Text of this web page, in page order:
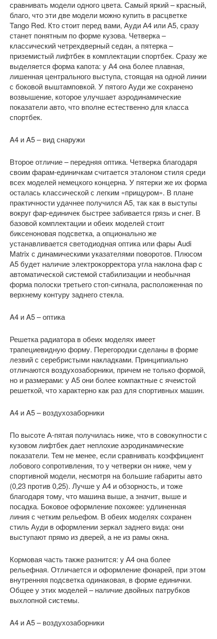
сравнивать модели одного цвета. Самый яркий – красный,
благо, что эти две модели можно купить в расцветке
Tango Red. Кто стоит перед вами, Ауди А4 или А5, сразу
станет понятным по форме кузова. Четверка –
классический четрехдверный седан, а пятерка –
приземистый лифтбек в комплектации спортбек. Сразу же
выделяется форма капота: у А4 она более плавная,
лишенная центрального выступа, стоящая на одной линии
с боковой выштамповкой. У пятого Ауди же сохранено
возвышение, которое улучшает аэродинамические
показатели авто, что вполне естественно для класса
спортбек.
A4 и A5 – вид снаружи
Второе отличие – передняя оптика. Четверка благодаря
своим фарам-единичкам считается эталоном стиля среди
всех моделей немецкого концерна. У пятерки же их форма
осталась классической с легким «прищуром». В плане
практичности удачнее получился А5, так как в выступы
вокруг фар-единичек быстрее забивается грязь и снег. В
базовой комплектации и обеих моделей стоит
биксеноновая подсветка, а опционально же
устанавливается светодиодная оптика или фары Audi
Matrix с динамическими указателями поворотов. Плюсом
А5 будет наличие электрокорректора угла наклона фар с
автоматической системой стабилизации и необычная
форма полоски третьего стоп-сигнала, расположенная по
верхнему контуру заднего стекла.
A4 и A5 – оптика
Решетка радиатора в обеих моделях имеет
трапециевидную форму. Перегородки сделаны в форме
лезвий с серебристыми накладками. Принципиально
отличаются воздухозаборники, причем не только формой,
но и размерами: у А5 они более компактные с ячеистой
решеткой, что характерно как раз для спортивных машин.
A4 и A5 – воздухозаборники
По высоте А-пятая получилась ниже, что в совокупности с
кузовом лифтбек дает неплохие аэродинамические
показатели. Тем не менее, если сравнивать коэффициент
лобового сопротивления, то у четверки он ниже, чем у
спортивной модели, несмотря на большие габариты авто
(0,23 против 0,25). Лучше у А4 и обзорность, и тоже
благодаря тому, что машина выше, а значит, выше и
посадка. Боковое оформление похожее: удлиненная
линия с четким рельефом. В обеих моделях сохранен
стиль Ауди в оформлении зеркал заднего вида: они
выступают прямо из дверей, а не из рамы окна.
Кормовая часть также разнится: у А4 она более
рельефная. Отличается и оформление фонарей, при этом
внутренняя подсветка одинаковая, в форме единички.
Общее у этих моделей – наличие двойных патрубков
выхлопной системы.
A4 и A5 – воздухозаборники